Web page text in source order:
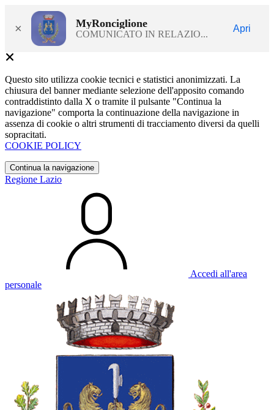
× MyRonciglione
COMUNICATO IN RELAZIO...
Apri
Questo sito utilizza cookie tecnici e statistici anonimizzati. La
chiusura del banner mediante selezione dell'apposito comando
contraddistinto dalla X o tramite il pulsante "Continua la
navigazione" comporta la continuazione della navigazione in
assenza di cookie o altri strumenti di tracciamento diversi da quelli
sopracitati.
COOKIE POLICY
Continua la navigazione
Regione Lazio
Accedi all'area
personale